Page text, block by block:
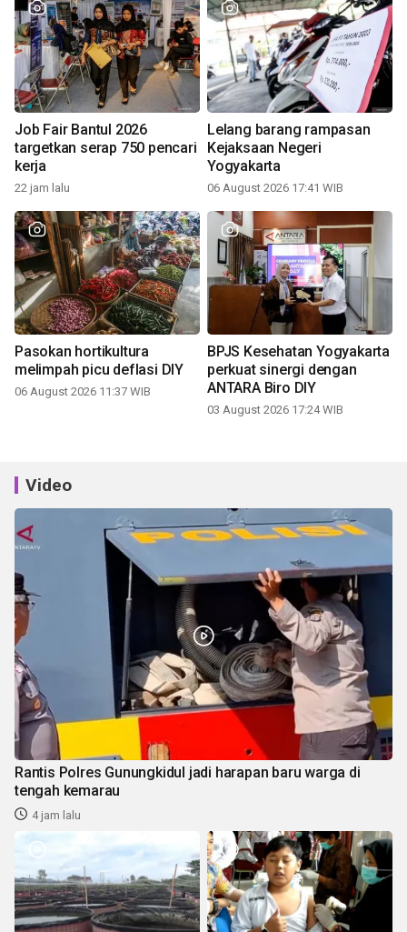
Job Fair Bantul 2026
targetkan serap 750 pencari
kerja
22 jam lalu
Lelang barang rampasan
Kejaksaan Negeri
Yogyakarta
06 August 2026 17:41 WIB
Pasokan hortikultura
melimpah picu deflasi DIY
06 August 2026 11:37 WIB
BPJS Kesehatan Yogyakarta
perkuat sinergi dengan
ANTARA Biro DIY
03 August 2026 17:24 WIB
Video
Rantis Polres Gunungkidul jadi harapan baru warga di
tengah kemarau
4 jam lalu